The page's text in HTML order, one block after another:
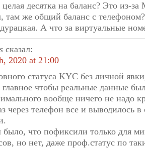
целая десятка на баланс? Это из-
там же общий баланс с
дурацкая. А что за виртуальные
сказал:
2020 at 21:00
статуса KYC без личной
чтобы реальные данные
вообще ничего не надо
через телефон все и выводилось
было, что пофиксили только для
но нет, даже проф.статус по